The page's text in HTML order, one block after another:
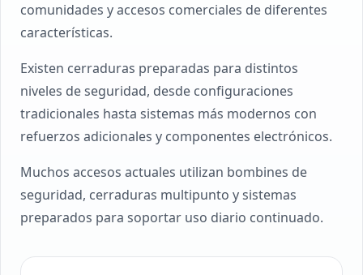
comunidades y accesos comerciales de diferentes
características.
Existen cerraduras preparadas para distintos
niveles de seguridad, desde configuraciones
tradicionales hasta sistemas más modernos con
refuerzos adicionales y componentes electrónicos.
Muchos accesos actuales utilizan bombines de
seguridad, cerraduras multipunto y sistemas
preparados para soportar uso diario continuado.